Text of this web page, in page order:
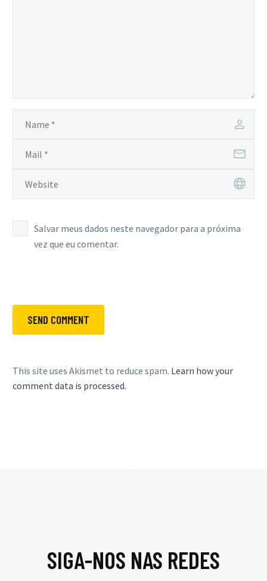
Salvar meus dados neste navegador para a próxima
vez que eu comentar.
SEND COMMENT
This site uses Akismet to reduce spam. Learn how your
comment data is processed.
SIGA-NOS NAS REDES